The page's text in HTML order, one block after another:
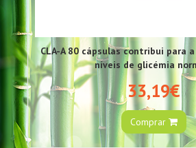
CLA-A 80 cápsulas contribui para
níveis de glicémia
33,19€
Comprar